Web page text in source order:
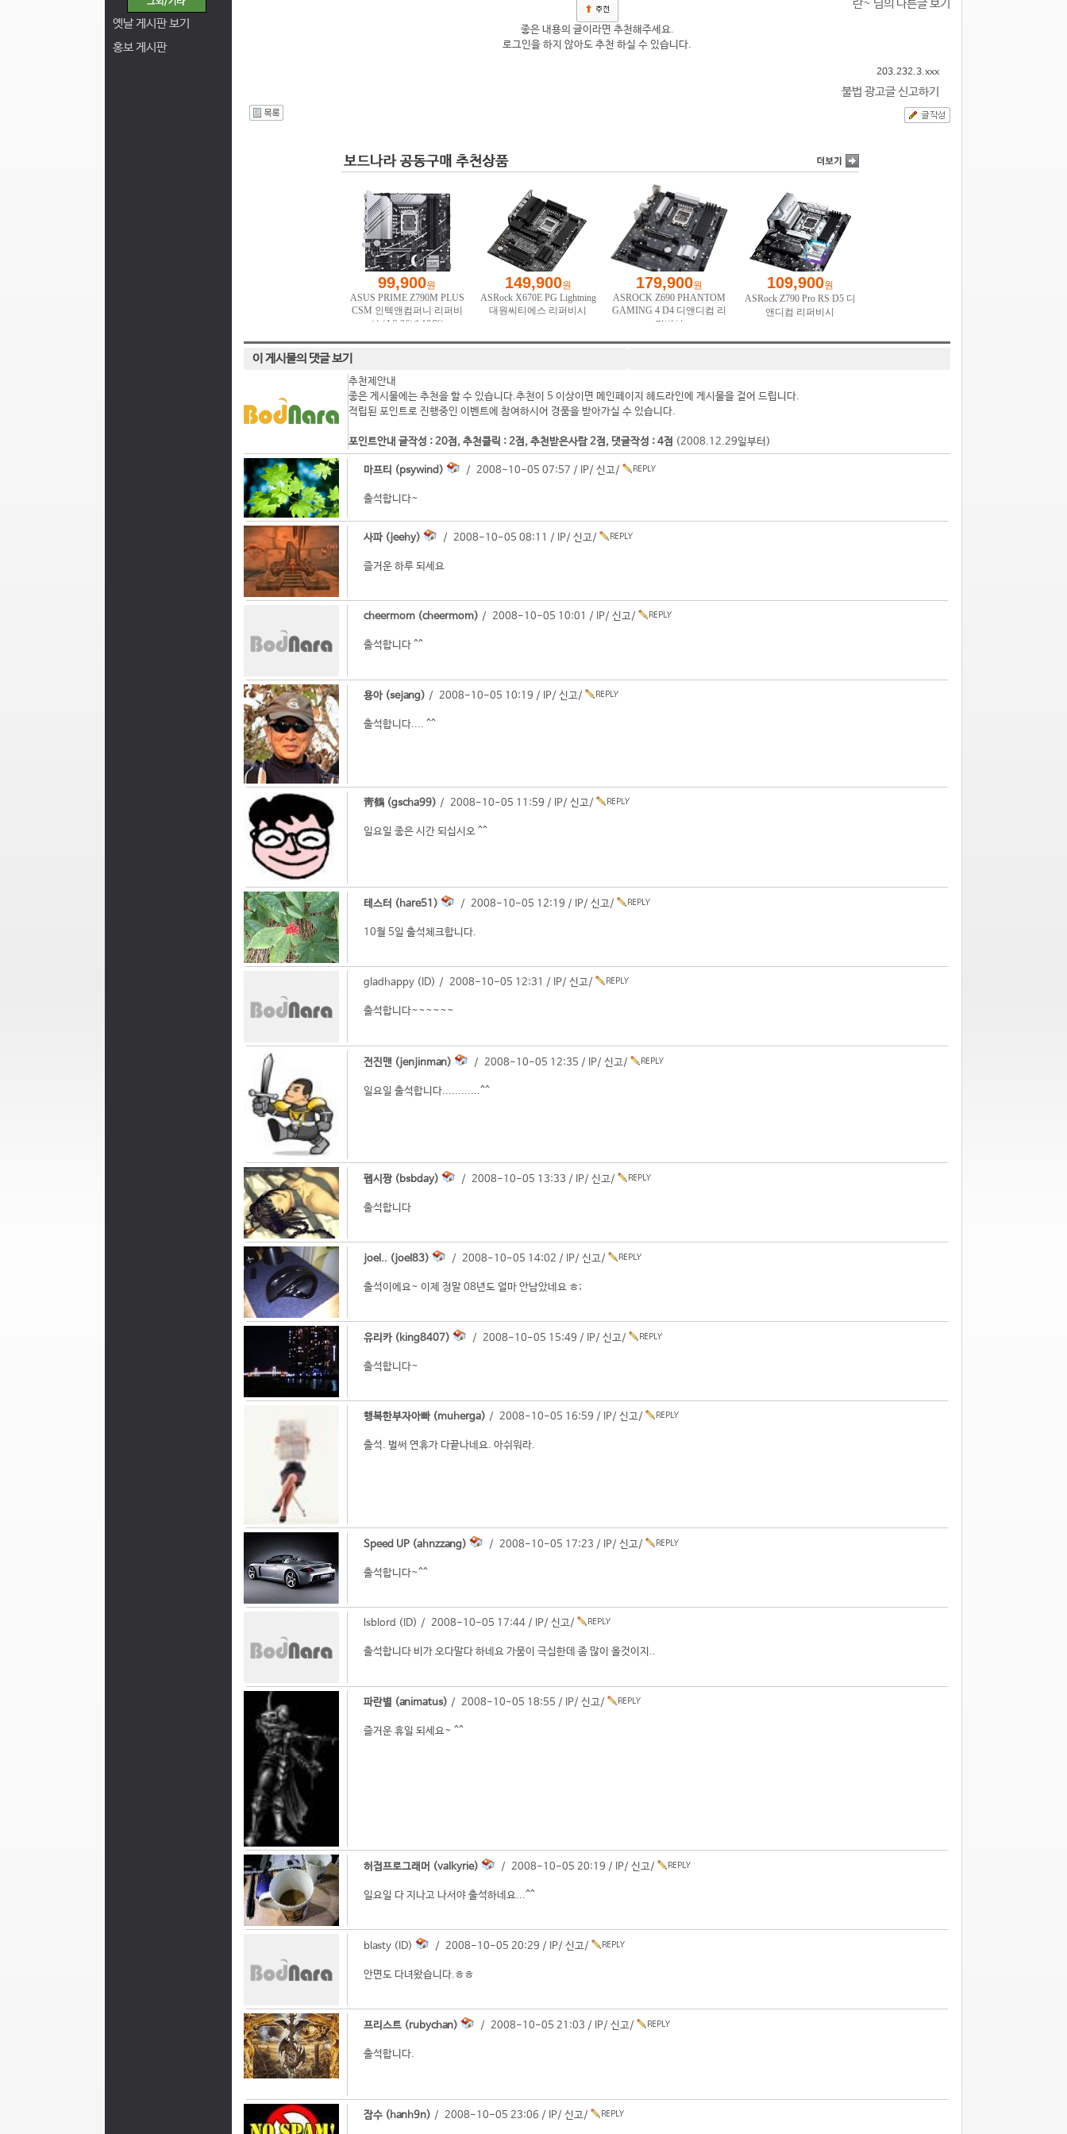
옛날 게시판 보기
홍보 게시판
란~ 님의 다른글 보기
좋은 내용의 글이라면 추천해주세요.
로그인을 하지 않아도 추천 하실 수 있습니다.
203.232.3.xxx
불법 광고글 신고하기
이 게시물의 댓글 보기
추천제안내
좋은 게시물에는 추천을 할 수 있습니다.추천이 5 이상이면 메인페이지 헤드라인에 게시물을 걸어 드립니다.
적립된 포인트로 진행중인 이벤트에 참여하시어 경품을 받아가실 수 있습니다.
포인트안내 글작성 : 20점, 추천클릭 : 2점, 추천받은사람 2점, 댓글작성 : 4점 (2008.12.29일부터)
마프티 (psywind) / 2008-10-05 07:57 / IP/ 신고/
출석합니다~
사파 (jeehy) / 2008-10-05 08:11 / IP/ 신고/
즐거운 하루 되세요
cheermom (cheermom) / 2008-10-05 10:01 / IP/ 신고/
출석합니다 ^^
용아 (sejang) / 2008-10-05 10:19 / IP/ 신고/
출석합니다.... ^^
靑鶴 (gscha99) / 2008-10-05 11:59 / IP/ 신고/
일요일 좋은 시간 되십시오 ^^
테스터 (hare51) / 2008-10-05 12:19 / IP/ 신고/
10월 5일 출석체크합니다.
gladhappy (ID) / 2008-10-05 12:31 / IP/ 신고/
출석합니다~~~~~~
전진맨 (jenjinman) / 2008-10-05 12:35 / IP/ 신고/
일요일 출석합니다............^^
펩시짱 (bsbday) / 2008-10-05 13:33 / IP/ 신고/
출석합니다
joel.. (joel83) / 2008-10-05 14:02 / IP/ 신고/
출석이에요~ 이제 정말 08년도 얼마 안남았네요 ㅎ;
유리카 (king8407) / 2008-10-05 15:49 / IP/ 신고/
출석합니다~
행복한부자아빠 (muherga) / 2008-10-05 16:59 / IP/ 신고/
출석. 벌써 연휴가 다끝나네요. 아쉬워라.
Speed UP (ahnzzang) / 2008-10-05 17:23 / IP/ 신고/
출석합니다~^^
lsblord (ID) / 2008-10-05 17:44 / IP/ 신고/
출석합니다 비가 오다말다 하네요 가뭄이 극심한데 좀 많이 올것이지..
파란별 (animatus) / 2008-10-05 18:55 / IP/ 신고/
즐거운 휴일 되세요~ ^^
허접프로그래머 (valkyrie) / 2008-10-05 20:19 / IP/ 신고/
일요일 다 지나고 나서야 출석하네요...^^
blasty (ID) / 2008-10-05 20:29 / IP/ 신고/
안면도 다녀왔습니다.ㅎㅎ
프리스트 (rubychan) / 2008-10-05 21:03 / IP/ 신고/
출석합니다.
잠수 (hanh9n) / 2008-10-05 23:06 / IP/ 신고/